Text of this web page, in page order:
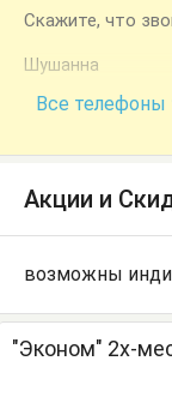
Скажите, что
Шушанна
+7 (928)
Все телефоны
Акции и
возможны
"Эконом" 2х-